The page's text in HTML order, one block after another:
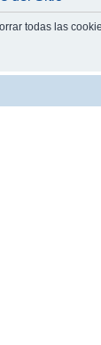
todas las